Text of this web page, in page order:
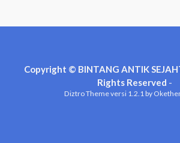
Copyright © BINTANG ANTIK
Rights Reserved -
Diztro Themeversi 1.2.1 by